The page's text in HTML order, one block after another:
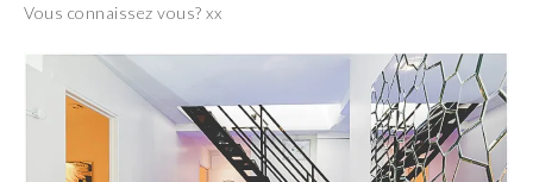
Vous connaissez vous? xx